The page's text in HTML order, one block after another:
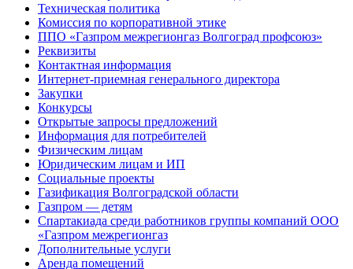
Техническая политика
Комиссия по корпоративной этике
ППО «Газпром межрегионгаз Волгоград профсоюз»
Реквизиты
Контактная информация
Интернет-приемная генерального директора
Закупки
Конкурсы
Открытые запросы предложений
Информация для потребителей
Физическим лицам
Юридическим лицам и ИП
Социальные проекты
Газификация Волгоградской области
Газпром — детям
Спартакиада среди работников группы компаний ООО
«Газпром межрегионгаз
Дополнительные услуги
Аренда помещений